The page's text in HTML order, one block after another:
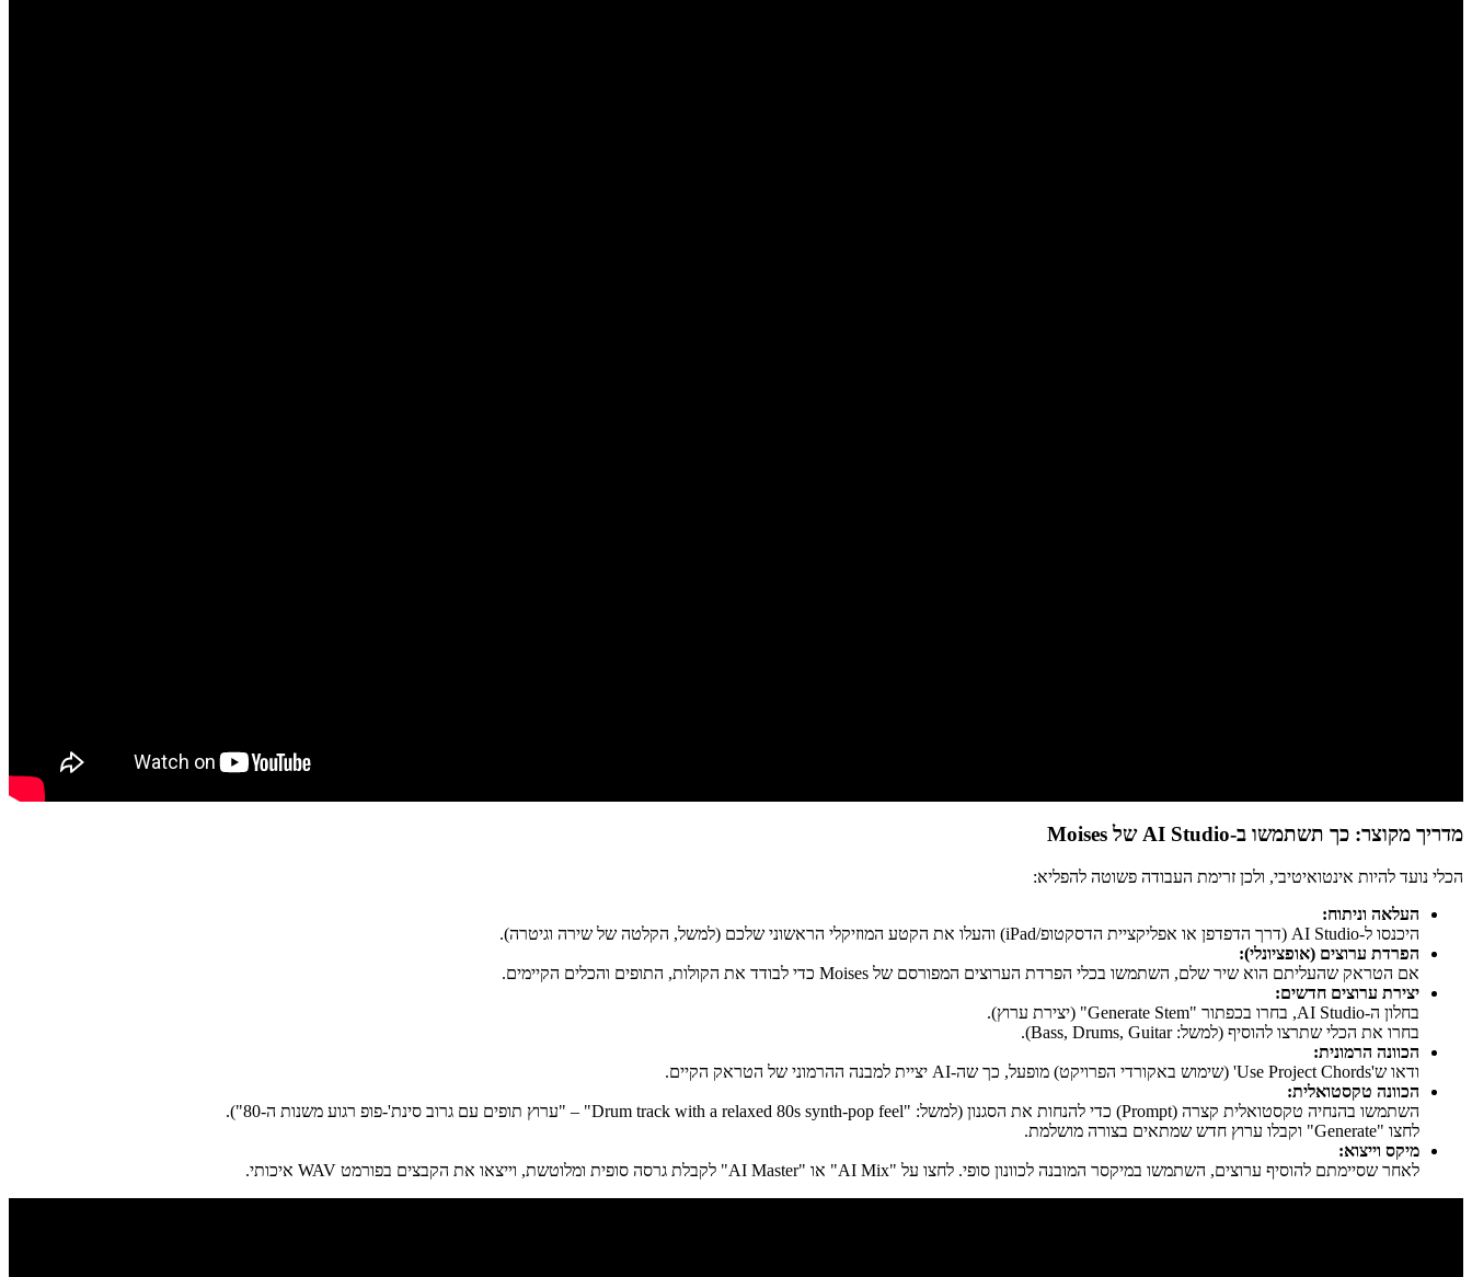
מדריך מקוצר: כך תשתמשו ב-AI Studio של Moises
הכלי נועד להיות אינטואיטיבי, ולכן זרימת העבודה פשוטה להפליא:
העלאה וניתוח:
היכנסו ל-AI Studio (דרך הדפדפן או אפליקציית הדסקטופ/iPad) והעלו את הקטע המוזיקלי הראשוני שלכם (למשל, הקלטה של שירה וגיטרה).
הפרדת ערוצים (אופציונלי):
אם הטראק שהעליתם הוא שיר שלם, השתמשו בכלי הפרדת הערוצים המפורסם של Moises כדי לבודד את הקולות, התופים והכלים הקיימים.
יצירת ערוצים חדשים:
בחלון ה-AI Studio, בחרו בכפתור "Generate Stem" (יצירת ערוץ).
בחרו את הכלי שתרצו להוסיף (למשל: Bass, Drums, Guitar).
הכוונה הרמונית:
ודאו ש'Use Project Chords' (שימוש באקורדי הפרויקט) מופעל, כך שה-AI יציית למבנה ההרמוני של הטראק הקיים.
הכוונה טקסטואלית:
השתמשו בהנחיה טקסטואלית קצרה (Prompt) כדי להנחות את הסגנון (למשל: "Drum track with a relaxed 80s synth-pop feel" – "ערוץ תופים עם גרוב סינת'-פופ רגוע משנות ה-80").
לחצו "Generate" וקבלו ערוץ חדש שמתאים בצורה מושלמת.
מיקס וייצוא:
לאחר שסיימתם להוסיף ערוצים, השתמשו במיקסר המובנה לכוונון סופי. לחצו על "AI Mix" או "AI Master" לקבלת גרסה סופית ומלוטשת, וייצאו את הקבצים בפורמט WAV איכותי.